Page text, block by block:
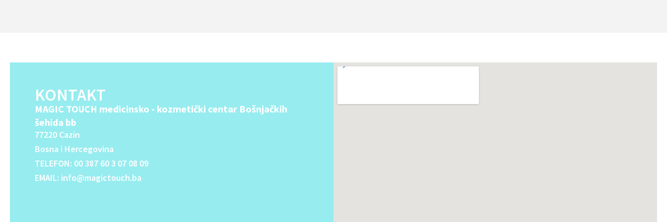
e
KONTAKT
MAGIC TOUCH medicinsko - kozmetički centar Bošnjačkih
šehida bb
77220 Cazin
Bosna i Hercegovina
TELEFON: 00 387 60 3 07 08 09
EMAIL: info@magictouch.ba